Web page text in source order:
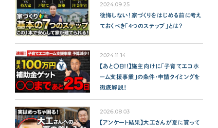
2024.09.25
後悔しない！家づくりをはじめる前に考え
ておくべき「４つのステップ」とは？
2024.11.14
【あと〇日!!】施主向けに「子育てエコホ
ーム支援事業」の条件・申請タイミングを
徹底解説！
2026.08.03
【アンケート結果】大工さんが夏に貰って